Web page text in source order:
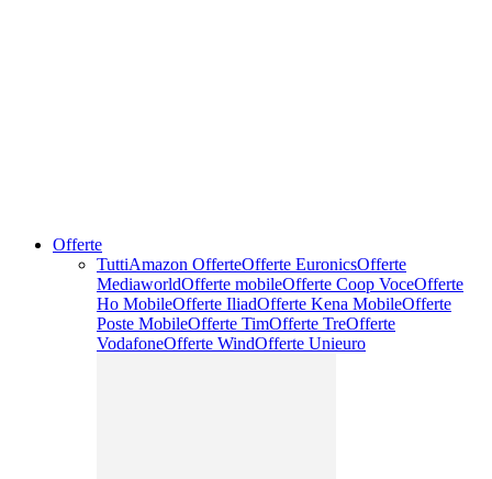
Offerte
TuttiAmazon OfferteOfferte EuronicsOfferte
MediaworldOfferte mobileOfferte Coop VoceOfferte
Ho MobileOfferte IliadOfferte Kena MobileOfferte
Poste MobileOfferte TimOfferte TreOfferte
VodafoneOfferte WindOfferte Unieuro